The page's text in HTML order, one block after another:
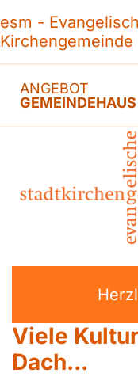
esm -
Kirchengemeinde
ANGEBOT
Viele
Dach...